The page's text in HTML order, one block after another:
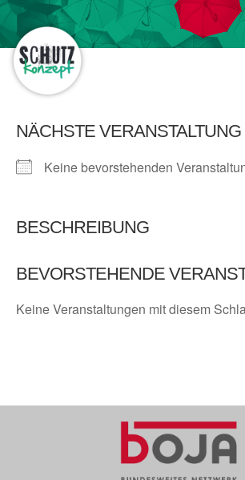
NÄCHSTE VERANSTALTUNG
Keine bevorstehenden
BESCHREIBUNG
BEVORSTEHENDE
Keine Veranstaltungen mit diesem